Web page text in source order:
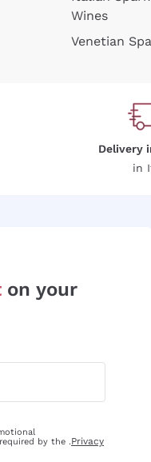
Wines
Venetian
Delivery
in
on your
by the .Privacy